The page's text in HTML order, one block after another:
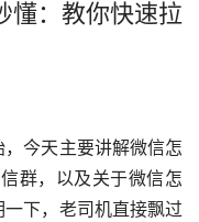
懂：教你快速拉
今天主要讲解微信怎
群，以及关于微信怎
下，老司机直接飘过